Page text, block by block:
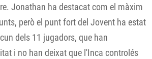
Jonathan ha destacat com el màxim
però el punt fort del Jovent ha estat
dels 11 jugadors, que han
i no han deixat que l'Inca controlés